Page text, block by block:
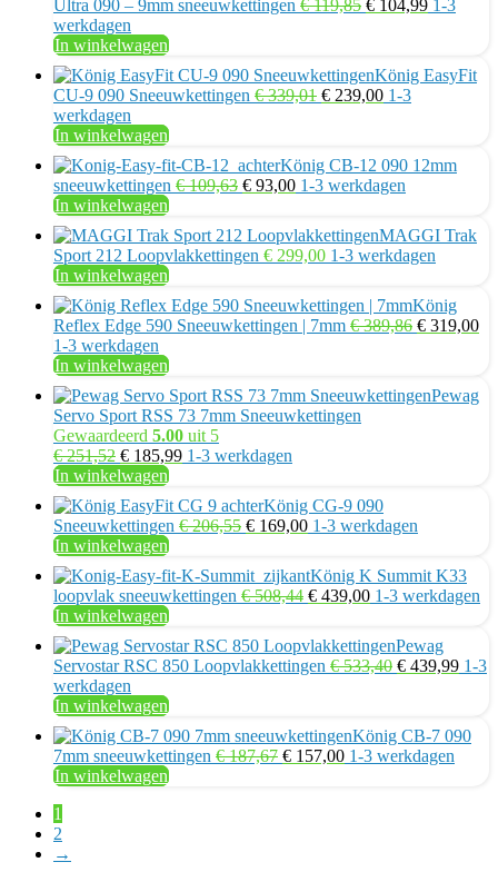
€ 263,95.€ 209,99.
Ultra 090 – 9mm sneeuwkettingen €119,85 Oorspronkelijke
€ 104,99Huidige
1-3
werkdagen
In winkelwagen
König EasyFit
CU-9 090 Sneeuwkettingen €339,01 Oorspronkelijke
€ 239,00Huidige
1-3
werkdagen
In winkelwagen
König CB-12 090 12mm
sneeuwkettingen €109,63 Oorspronkelijke
€ 109,63.
€ 93,00Huidige
€ 93,00.
1-3 werkdagen
In winkelwagen
MAGGI Trak
Sport 212 Loopvlakkettingen € 299,00 1-3 werkdagen
In winkelwagen
König
Reflex Edge 590 Sneeuwkettingen | 7mm €389,86 € 319,00
1-3 werkdagen
In winkelwagen
Pewag
Servo Sport RSS 73 7mm Sneeuwkettingen
Gewaardeerd 5.00 uit 5
€251,52 Oorspronkelijke
prijs
€ 251,52.
€ 185,99Huidige
€ 185,99.
1-3 werkdagen
In winkelwagen
König CG-9 090
Sneeuwkettingen €206,55 Oorspronkelijke
€ 206,55.
€ 169,00Huidige
€ 169,00.
1-3 werkdagen
In winkelwagen
König K Summit K33
loopvlak sneeuwkettingen €508,44 Oorspronkelijke
€ 508,44.
€ 439,00Huidige
€ 439,00.
1-3 werkdagen
In winkelwagen
Pewag
Servostar RSC 850 Loopvlakkettingen €533,40 € 439,99 1-3
werkdagen
In winkelwagen
König CB-7 090
7mm sneeuwkettingen €187,67 Oorspronkelijke
€ 157,00Huidige
1-3 werkdagen
In winkelwagen
1
2
→